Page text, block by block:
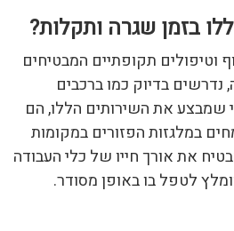
בזמן שגרה ותקלות?
וטיפולים תקופתיים המבטיחים
בדיוק כמו ברכבים
שמבצע את השירותים הללו, הם
במלגזות הפזורים במקומות
את אורך חייו של כלי העבודה
לטפל בו באופן מסודר.